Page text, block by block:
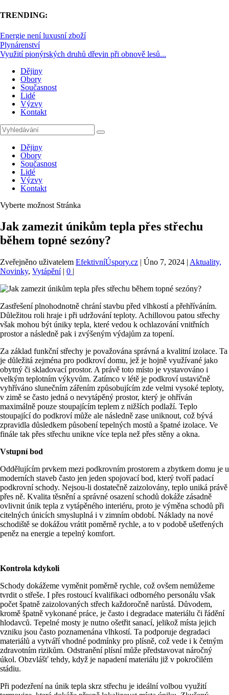
TRENDING:
Energie není luxusní zboží
Plynárenství
Využití pionýrských druhů dřevin při obnově lesů...
Dějiny
Obory
Současnost
Lidé
Výzvy
Kontakt
Dějiny
Obory
Současnost
Lidé
Výzvy
Kontakt
Vyberte možnost Stránka
Jak zamezit únikům tepla přes střechu
během topné sezóny?
Zveřejněno uživatelem EfektivníÚspory.cz | Úno 7, 2024 | Aktuality,
Novinky, Vytápění| 0 |
Zastřešení plnohodnotně chrání stavbu před vlhkostí a přehříváním.
Důležitou roli hraje i při udržování teploty. Achillovou patou střechy
však mohou být úniky tepla, které vedou k ochlazování vnitřních
prostor a následně pak i zvýšeným výdajům za topení.
Za základ funkční střechy je považována správná a kvalitní izolace. Ta
je důležitá zejména pro podkroví domu, jež je hojně využívané jako
obytný či skladovací prostor. A právě toto místo je vystavováno i
velkým teplotním výkyvům. Zatímco v létě je podkroví ustavičně
vyhříváno slunečním zářením způsobujícím zde velmi vysoké teploty,
v zimě se často jedná o nevytápěný prostor, který je ohříván
maximálně pouze stoupajícím teplem z nižších podlaží. Teplo
stoupající do podkroví může ale následně zase uniknout, což bývá
zpravidla důsledkem působení tepelných mostů a špatné izolace. Ve
finále tak přes střechu unikne více tepla než přes stěny a okna.
Vstupní bod
Oddělujícím prvkem mezi podkrovním prostorem a zbytkem domu je u
moderních staveb často jen jeden spojovací bod, který tvoří padací
podkrovní schody. Nejsou-li dostatečně zaizolovány, teplo uniká právě
přes ně. Kvalita těsnění a správné osazení schodů dokáže zásadně
ovlivnit únik tepla z vytápěného interiéru, proto je výměna schodů při
citelných únicích smysluplná i v zimním období. Náklady na nové
schodiště se dokážou vrátit poměrně rychle, a to v podobě ušetřených
peněz na energie a tepelný komfort.
Kontrola kdykoli
Schody dokážeme vyměnit poměrně rychle, což ovšem nemůžeme
tvrdit o střeše. I přes rostoucí kvalifikaci odborného personálu však
počet špatně zaizolovaných střech každoročně narůstá. Důvodem,
kromě špatně vykonané práce, je často i degradace materiálu či řádění
hlodavců. Tepelné mosty je nutno ošetřit sanací, jelikož místa jejich
vzniku jsou často poznamenána vlhkostí. Ta podporuje degradaci
materiálů a vytváří vhodné podmínky pro plísně, což vede i k četným
zdravotním rizikům. Odstranění plísní může představovat náročný
úkol. Obzvlášť tehdy, když je napadení materiálu již v pokročilém
stádiu.
Při podezření na únik tepla skrz střechu je ideální volbou využití